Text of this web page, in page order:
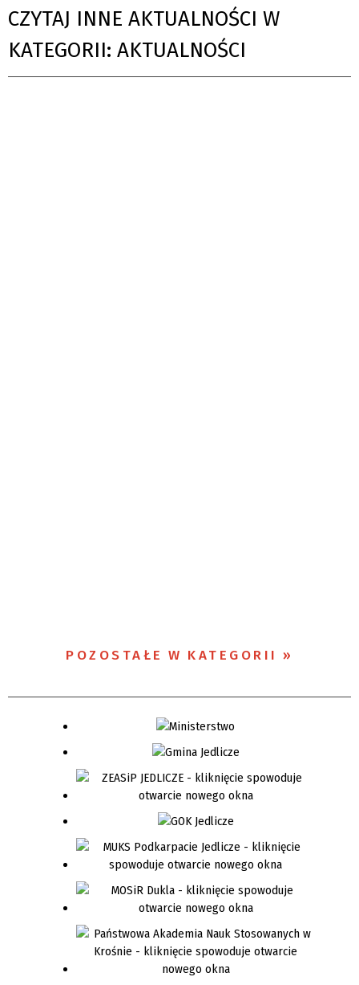
CZYTAJ INNE AKTUALNOŚCI W
KATEGORII: AKTUALNOŚCI
POZOSTAŁE W KATEGORII